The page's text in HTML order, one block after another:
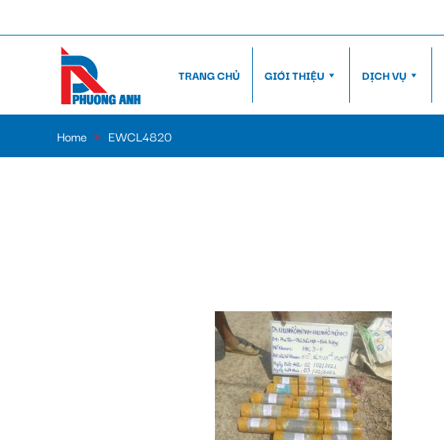
TRANG CHỦ GIỚI THIỆU DỊCH VỤ
Home » EWCL4820